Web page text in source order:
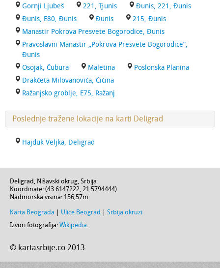
Gornji Ljubeš
221, Ђunis
Đunis, 221, Đunis
Đunis, E80, Đunis
Đunis
215, Đunis
Manastir Pokrova Presvete Bogorodice, Đunis
Pravoslavni Manastir „Pokrova Presvete Bogorodice”,
Đunis
Osojak, Čubura
Maletina
Poslonska Planina
Drakčeta Milovanovića, Ćićina
Ražanjsko groblje, E75, Ražanj
Poslednje tražene lokacije na karti Deligrad
Hajduk Veljka, Deligrad
Deligrad, Nišavski okrug, Srbija
Koordinate: (43.6147222, 21.5794444)
Nadmorska visina: 156,57m
Karta Beograda Ulice Beograd
Srbija okruzi
Izvori fotografija: Wikipedia.
© kartasrbije.co 2013